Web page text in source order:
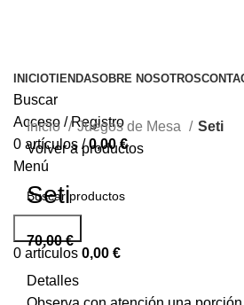
INICIOTIENDASOBRE NOSOTROS
Buscar
Acceso / Registro
0 artículos / 0,00€
Menú
0 artículos 0,00 €
Inicio Juegos de Mesa
Seti
Volver a productos
Seti
70,00€
Detalles